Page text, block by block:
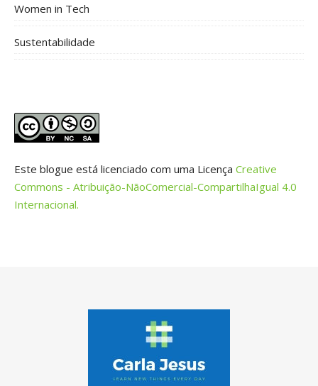
Women in Tech
Sustentabilidade
Este blogue está licenciado com uma Licença Creative
Commons - Atribuição-NãoComercial-CompartilhaIgual 4.0
Internacional.